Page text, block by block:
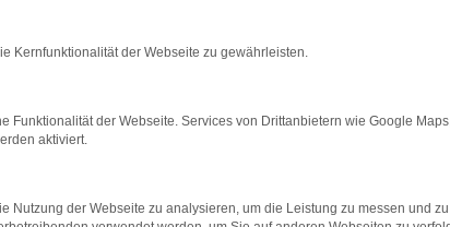
Kernfunktionalität der Webseite zu gewährleisten.
Funktionalität der Webseite. Services von Drittanbietern wie Google
aktiviert.
Nutzung der Webseite zu analysieren, um die Leistung zu messen und